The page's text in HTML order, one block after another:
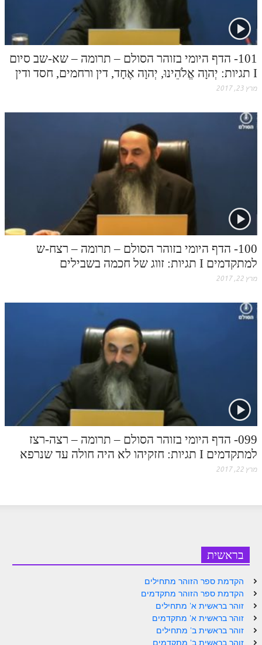
101- הדף היומי בזוהר הסולם – תרומה – שא-שב סיום
I תגיות: יְהוָה אֱלֹהֵינוּ, יְהוָה אֶחָד, דין ורחמים, חסד ודין
מרץ 23, 2017
100- הדף היומי בזוהר הסולם – תרומה – רצח-ש
למתקדמים I תגיות: זווג של חכמה בשבילים
מרץ 22, 2017
099- הדף היומי בזוהר הסולם – תרומה – רצה-רצז
למתקדמים I תגיות: חזקיהו לא היה חולה עד שנרפא
מרץ 22, 2017
בראשית
הקדמת ספר הזוהר מתחילים
הקדמת ספר הזוהר מתקדמים
זוהר בראשית א' מתחילים
זוהר בראשית א' מתקדמים
זוהר בראשית ב' מתחילים
זוהר בראשית ב' מתקדמים